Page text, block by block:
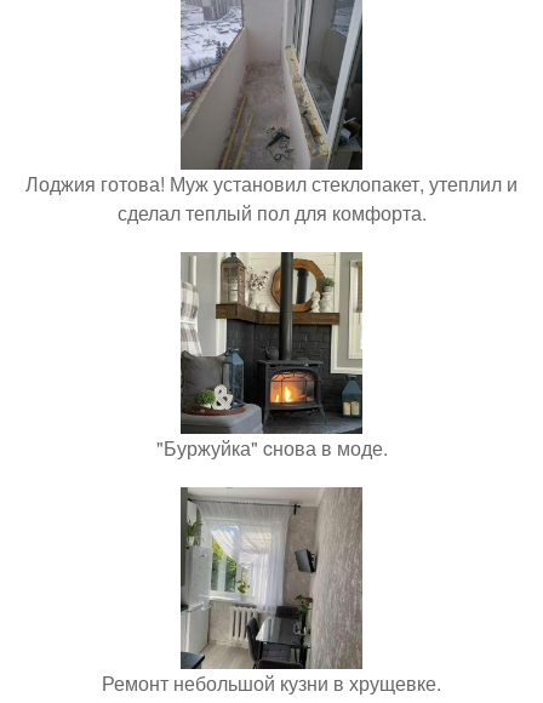
Лоджия готова! Муж установил стеклопакет, утеплил и
сделал теплый пол для комфорта.
"Буржуйка" cнова в моде.
Ремонт небольшой кузни в хрущевке.